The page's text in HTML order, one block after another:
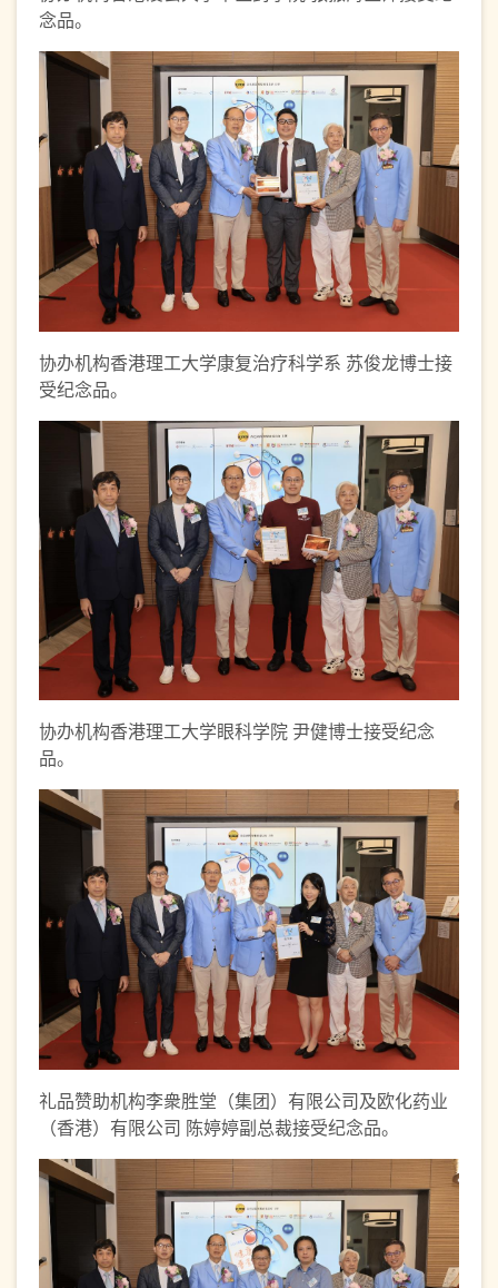
念品。
协办机构香港理工大学康复治疗科学系 苏俊龙博士接
受纪念品。
协办机构香港理工大学眼科学院 尹健博士接受纪念
品。
礼品赞助机构李衆胜堂（集团）有限公司及欧化药业
（香港）有限公司 陈婷婷副总裁接受纪念品。